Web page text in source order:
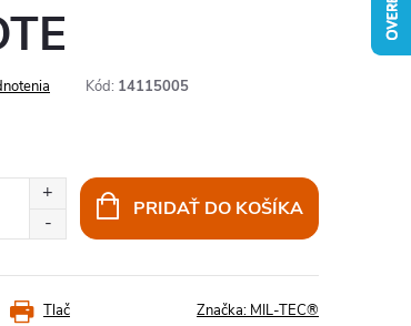
Kód: 14115005
PRIDAŤ DO KOŠÍKA
Tlač Značka: MIL-TEC®